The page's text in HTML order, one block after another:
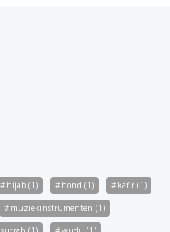
hijab (1) hond (1) kafir (1)
muziekinstrumenten (1)